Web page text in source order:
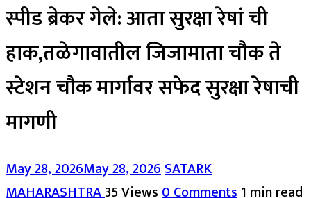
स्पीड ब्रेकर गेले: आता सुरक्षा रेषां ची
हाक,तळेगावातील जिजामाता चौक ते
स्टेशन चौक मार्गावर सफेद सुरक्षा रेषाची
मागणी
May 28, 2026May 28, 2026SATARK
MAHARASHTRA35 Views0 Comments1 min read